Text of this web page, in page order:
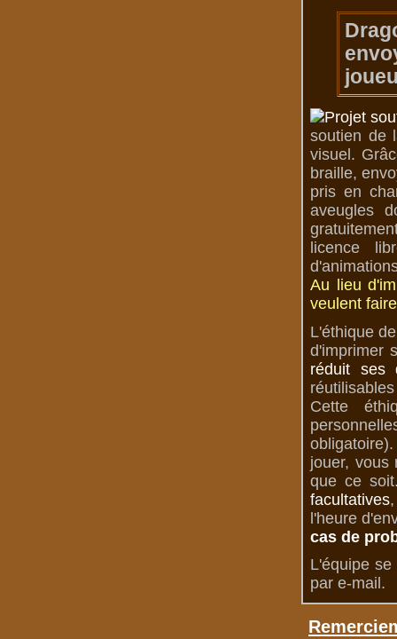
soutien de
visuel.
braille,
pris en
aveugles
licence
Au lieu
veulent
L'éthique
d'imprimer
réduit ses
Cette
jouer, vous
que ce
facultatives
l'heure
cas de
L'équipe
par e-mail.